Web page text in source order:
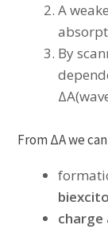
A
By
From ΔA we